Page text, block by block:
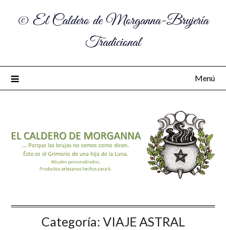
© El Caldero de Morganna-Brujería
Tradicional
Menú
Categoría: VIAJE ASTRAL